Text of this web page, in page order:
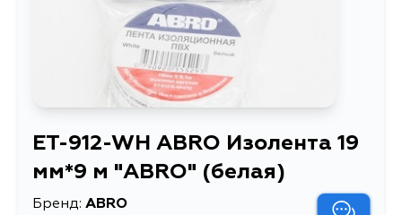
ET-912-WH ABRO Изолента 19
мм*9 м "ABRO" (белая)
Бренд: ABRO